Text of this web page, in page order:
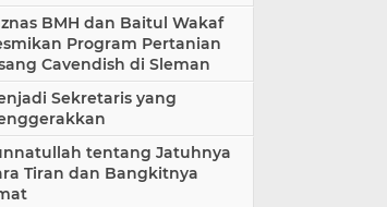
BMH dan Baitul Wakaf
Program Pertanian
Cavendish di Sleman
Sekretaris yang
tentang Jatuhnya
Tiran dan Bangkitnya